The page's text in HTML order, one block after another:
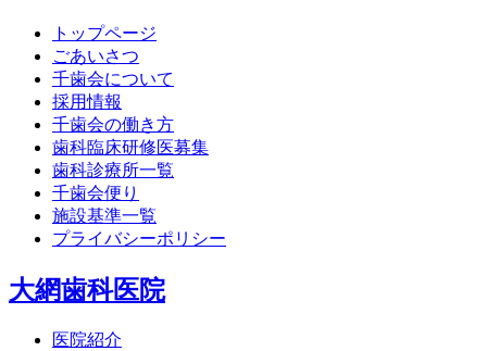
トップページ
ごあいさつ
千歯会について
採用情報
千歯会の働き方
歯科臨床研修医募集
歯科診療所一覧
千歯会便り
施設基準一覧
プライバシーポリシー
大網歯科医院
医院紹介